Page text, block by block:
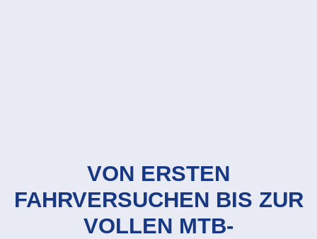
VON ERSTEN
FAHRVERSUCHEN BIS ZUR
VOLLEN MTB-